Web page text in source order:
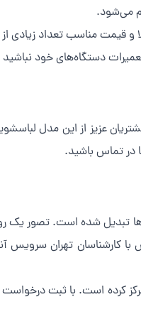
می‌شود.
قیمت مناسب تعداد زیادی
دستگاه‌های خود
عزیز از این مدل
در تماس باشید.
شده است. تصور یک روز
کارشناسان تهران سرویس
کرده است. با ثبت